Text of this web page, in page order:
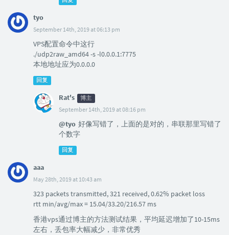
tyo
September 14th, 2019 at 06:13 pm
VPS配置命令中这行
./udp2raw_amd64 -s -l0.0.0.1:7775
本地地址应为0.0.0.0
回复
Rat's 博主
September 14th, 2019 at 08:16 pm
@tyo 好像写错了，上面的是对的，串联那里写错了
个数字
回复
aaa
May 28th, 2019 at 10:43 am
323 packets transmitted, 321 received, 0.62% packet loss
rtt min/avg/max = 15.04/33.20/216.57 ms
香港vps通过博主的方法测试结果，平均延迟增加了10-15ms
左右，丢包率大幅减少，非常优秀